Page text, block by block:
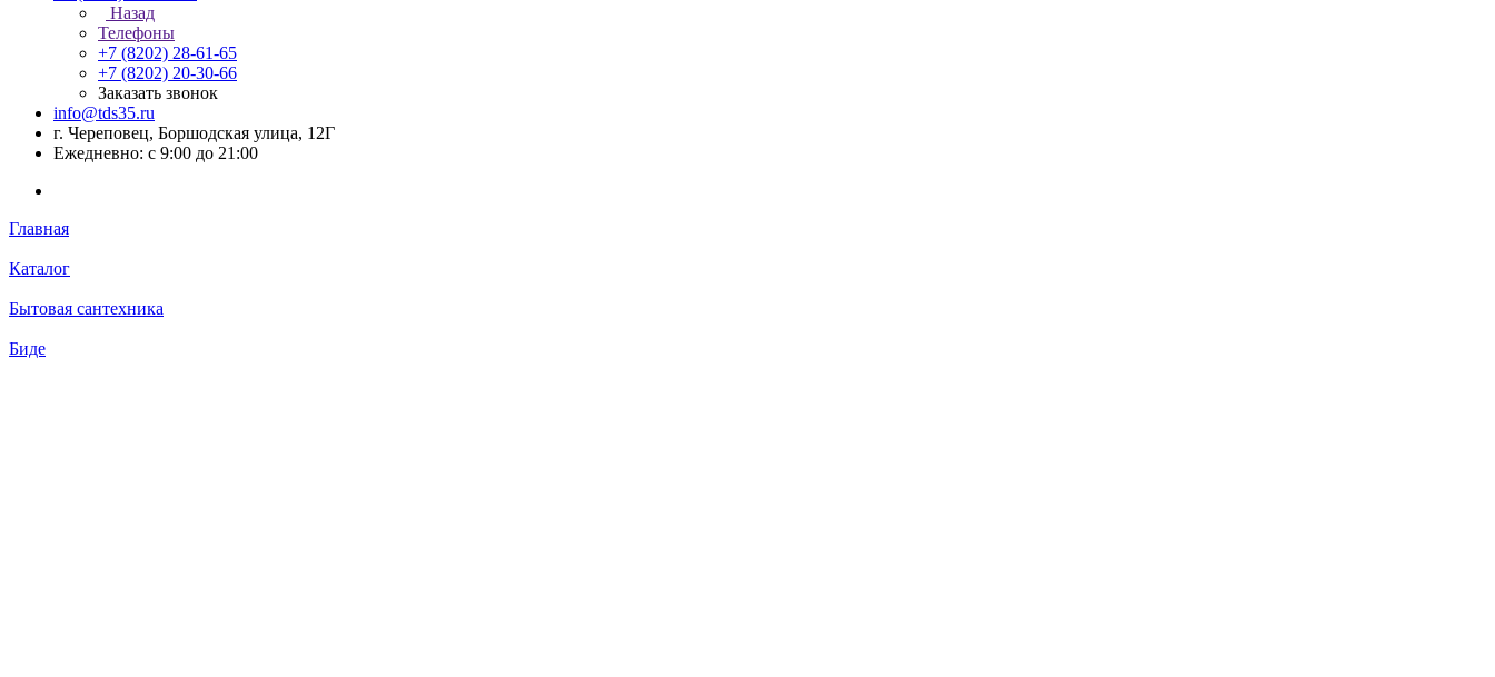
Назад
Телефоны
+7 (8202) 28‑61-65
+7 (8202) 20‑30-66
Заказать звонок
info@tds35.ru
г. Череповец, Боршодская улица, 12Г
Ежедневно: с 9:00 до 21:00
Главная
Каталог
Бытовая сантехника
Биде